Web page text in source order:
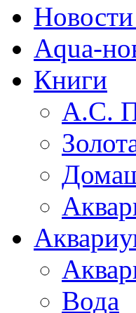
Новости
Aqua-
Книги
А.С.
Вода